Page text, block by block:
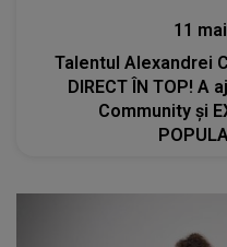
11
Talentul Alexandrei
DIRECT ÎN TOP! A
Community și